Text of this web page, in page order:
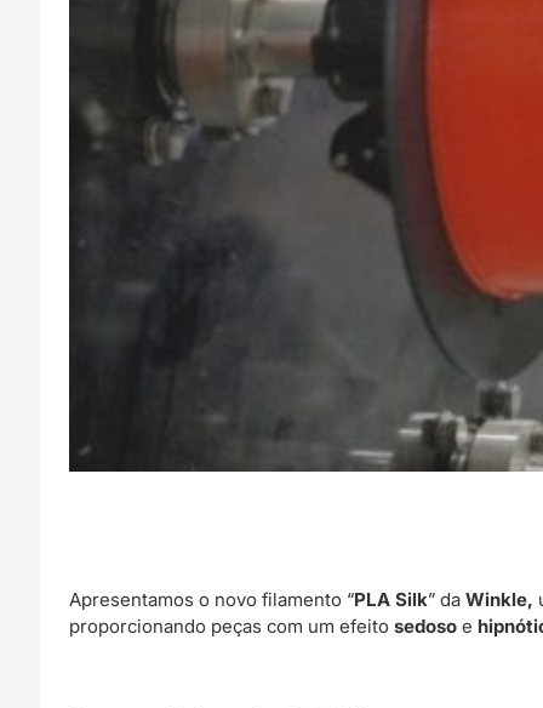
Apresentamos o novo filamento “PLA Silk” daWinkle,
proporcionando peças com um efeitosedoso e